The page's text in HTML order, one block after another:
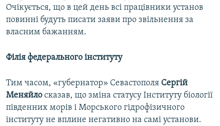
Очікується, що в цей день всі працівники установ
повинні будуть писати заяви про звільнення за
власним бажанням.
Філія федерального інституту
Тим часом, «губернатор» Севастополя Сергій
Меняйло сказав, що зміна статусу Інституту біології
південних морів і Морського гідрофізичного
інституту не вплине негативно на самі установи.